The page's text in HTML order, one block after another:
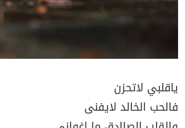
ياقلبي لاتحزن
فالحب الخالد لايفنى